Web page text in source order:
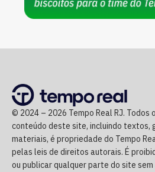
© 2024 – 2026 Tempo Real RJ. Todos
conteúdo deste site, incluindo textos,
materiais, é propriedade do Tempo
pelas leis de direitos autorais. É
ou publicar qualquer parte do site